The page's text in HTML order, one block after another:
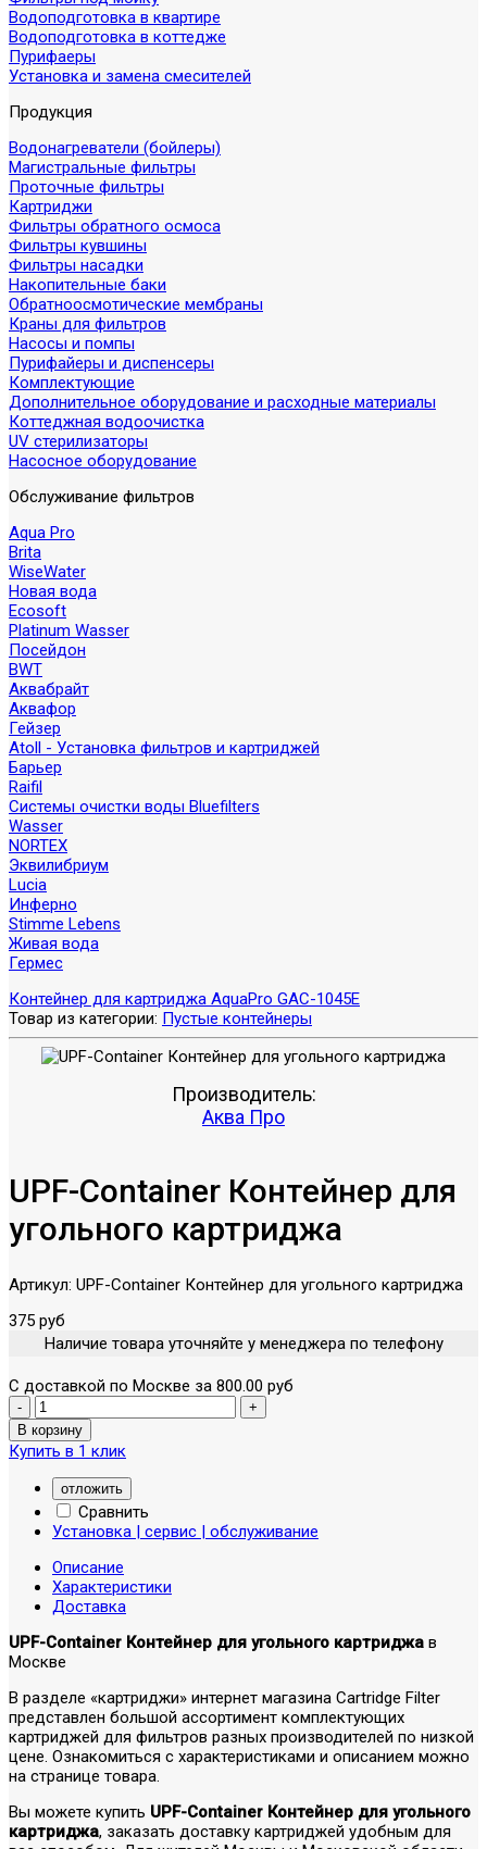
Водоподготовка в квартире
Водоподготовка в коттедже
Пурифаеры
Установка и замена смесителей
Продукция
Водонагреватели (бойлеры)
Магистральные фильтры
Проточные фильтры
Картриджи
Фильтры обратного осмоса
Фильтры кувшины
Фильтры насадки
Накопительные баки
Обратноосмотические мембраны
Краны для фильтров
Насосы и помпы
Пурифайеры и диспенсеры
Комплектующие
Дополнительное оборудование и расходные материалы
Коттеджная водоочистка
UV стерилизаторы
Насосное оборудование
Обслуживание фильтров
Aqua Pro
Brita
WiseWater
Новая вода
Ecosoft
Platinum Wasser
Посейдон
BWT
Аквабрайт
Аквафор
Гейзер
Atoll - Установка фильтров и картриджей
Барьер
Raifil
Системы очистки воды Bluefilters
Wasser
NORTEX
Эквилибриум
Lucia
Инферно
Stimme Lebens
Живая вода
Гермес
Контейнер для картриджа AquaPro GAC-1045E
Товар из категории: Пустые контейнеры
Производитель:
Аква Про
UPF-Container Контейнер для
угольного картриджа
Артикул: UPF-Container Контейнер для угольного картриджа
375 руб
Наличие товара уточняйте у менеджера по телефону
С доставкой по Москве за 800.00 руб
Купить в 1 клик
отложить
Сравнить
Установка | сервис | обслуживание
Описание
Характеристики
Доставка
UPF-Container Контейнер для угольного картриджа в
Москве
В разделе «картриджи» интернет магазина Cartridge Filter
представлен большой ассортимент комплектующих
картриджей для фильтров разных производителей по низкой
цене. Ознакомиться с характеристиками и описанием можно
на странице товара.
Вы можете купить UPF-Container Контейнер для угольного
картриджа, заказать доставку картриджей удобным для